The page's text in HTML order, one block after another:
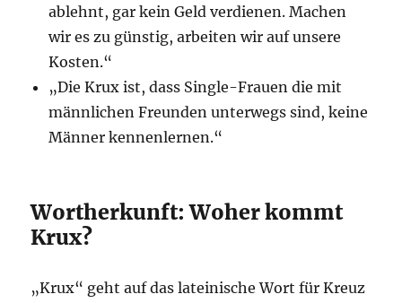
ablehnt, gar kein Geld verdienen. Machen
wir es zu günstig, arbeiten wir auf unsere
Kosten.“
„Die Krux ist, dass Single-Frauen die mit
männlichen Freunden unterwegs sind, keine
Männer kennenlernen.“
Wortherkunft: Woher kommt
Krux?
„Krux“ geht auf das lateinische Wort für Kreuz